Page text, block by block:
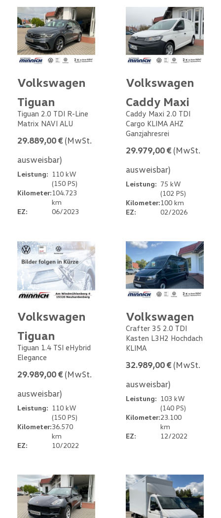
Volkswagen
Tiguan
Tiguan 2.0 TDI R-Line
Matrix NAVI ALU
29.889,00 € (MwSt.
ausweisbar)
Leistung: 110 kW
(150 PS)
Kilometer:104.723
km
EZ:
06/2023
Volkswagen
Caddy Maxi
Caddy Maxi 2.0 TDI
Cargo KLIMA AHZ
Ganzjahresrei
29.979,00 € (MwSt.
ausweisbar)
Leistung: 75 kW
(102 PS)
Kilometer:100 km
EZ:
02/2026
Volkswagen
Tiguan
Tiguan 1.4 TSI eHybrid
Elegance
29.989,00 € (MwSt.
ausweisbar)
Leistung: 110 kW
(150 PS)
Kilometer:36.570
km
EZ:
10/2022
Volkswagen
Crafter 35 2.0 TDI
Kasten L3H2 Hochdach
KLIMA
32.989,00 € (MwSt.
ausweisbar)
Leistung: 103 kW
(140 PS)
Kilometer:23.100
km
EZ:
12/2022